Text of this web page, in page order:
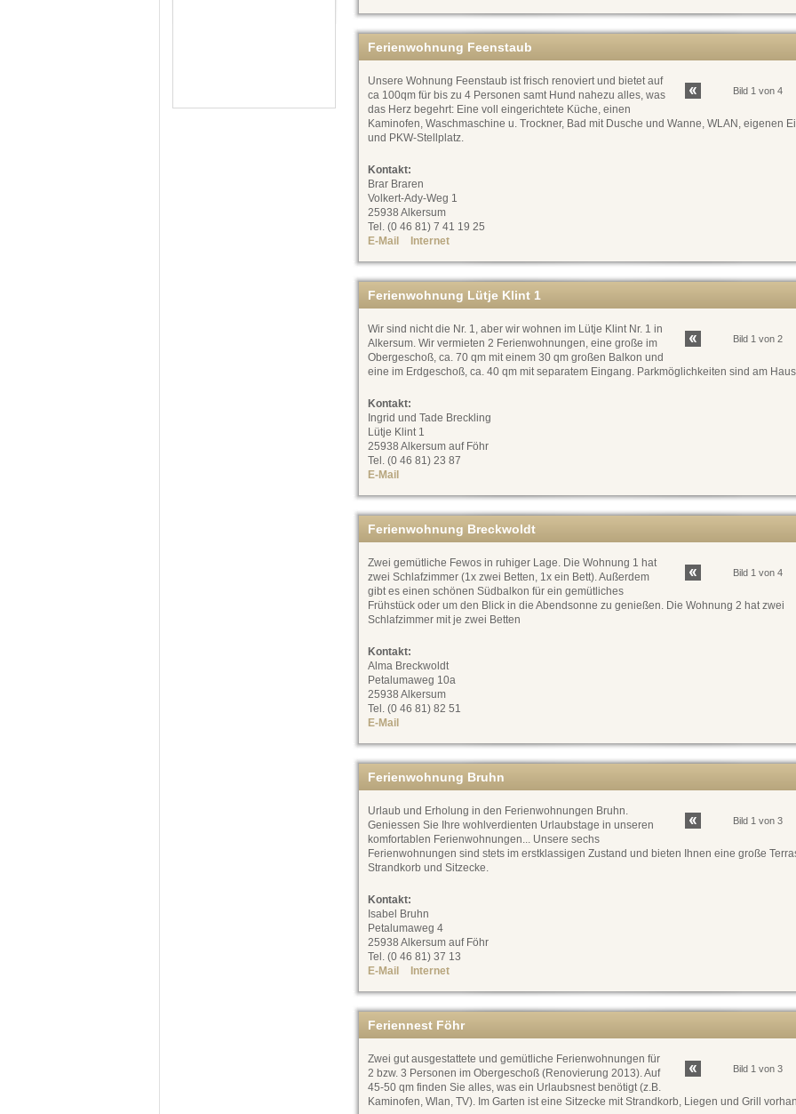
Ferienwohnung Feenstaub
Bild 1 von 4
Unsere Wohnung Feenstaub ist frisch renoviert und bietet auf
ca 100qm für bis zu 4 Personen samt Hund nahezu alles, was
das Herz begehrt: Eine voll eingerichtete Küche, einen
Kaminofen, Waschmaschine u. Trockner, Bad mit Dusche und Wanne, WLAN, eigenen
und PKW-Stellplatz.
Kontakt:
Brar Braren
Volkert-Ady-Weg 1
25938 Alkersum
Tel. (0 46 81) 7 41 19 25
E-Mail
Internet
Ferienwohnung Lütje Klint 1
Bild 1 von 2
Wir sind nicht die Nr. 1, aber wir wohnen im Lütje Klint Nr. 1 in
Alkersum. Wir vermieten 2 Ferienwohnungen, eine große im
Obergeschoß, ca. 70 qm mit einem 30 qm großen Balkon und
eine im Erdgeschoß, ca. 40 qm mit separatem Eingang. Parkmöglichkeiten sind am
Kontakt:
Ingrid und Tade Breckling
Lütje Klint 1
25938 Alkersum auf Föhr
Tel. (0 46 81) 23 87
E-Mail
Ferienwohnung Breckwoldt
Bild 1 von 4
Zwei gemütliche Fewos in ruhiger Lage. Die Wohnung 1 hat
zwei Schlafzimmer (1x zwei Betten, 1x ein Bett). Außerdem
gibt es einen schönen Südbalkon für ein gemütliches
Frühstück oder um den Blick in die Abendsonne zu genießen. Die Wohnung 2 hat zwei
Schlafzimmer mit je zwei Betten
Kontakt:
Alma Breckwoldt
Petalumaweg 10a
25938 Alkersum
Tel. (0 46 81) 82 51
E-Mail
Ferienwohnung Bruhn
Bild 1 von 3
Urlaub und Erholung in den Ferienwohnungen Bruhn.
Geniessen Sie Ihre wohlverdienten Urlaubstage in unseren
komfortablen Ferienwohnungen... Unsere sechs
Ferienwohnungen sind stets im erstklassigen Zustand und bieten Ihnen eine große
Strandkorb und Sitzecke.
Kontakt:
Isabel Bruhn
Petalumaweg 4
25938 Alkersum auf Föhr
Tel. (0 46 81) 37 13
E-Mail
Internet
Feriennest Föhr
Bild 1 von 3
Zwei gut ausgestattete und gemütliche Ferienwohnungen für
2 bzw. 3 Personen im Obergeschoß (Renovierung 2013). Auf
45-50 qm finden Sie alles, was ein Urlaubsnest benötigt (z.B.
Kaminofen, Wlan, TV). Im Garten ist eine Sitzecke mit Strandkorb, Liegen und Grill